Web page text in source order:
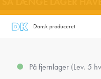
Dansk produceret
På fjernlager (Lev. 5